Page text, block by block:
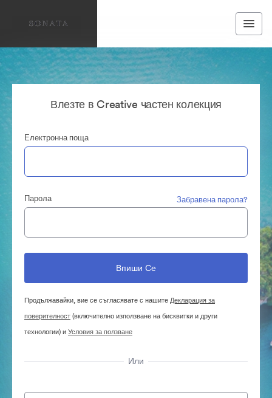
Влезте в Creative частен колекция
Електронна поща
Парола Забравена парола?
Продължавайки, вие се съгласявате с нашитеДекларация за
поверителност(включително използване на бисквитки и други
технологии) иУсловия за ползване
Или